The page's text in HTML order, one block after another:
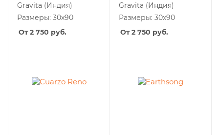
Gravita (Индия)
Размеры: 30х90
От 2 750 руб.
Gravita (Индия)
Размеры: 30х90
От 2 750 руб.